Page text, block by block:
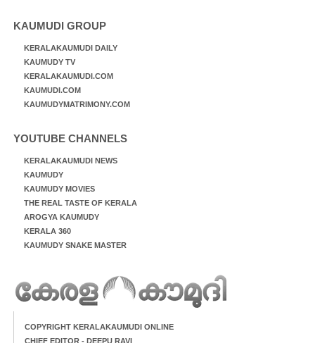
KAUMUDI GROUP
KERALAKAUMUDI DAILY
KAUMUDY TV
KERALAKAUMUDI.COM
KAUMUDI.COM
KAUMUDYMATRIMONY.COM
YOUTUBE CHANNELS
KERALAKAUMUDI NEWS
KAUMUDY
KAUMUDY MOVIES
THE REAL TASTE OF KERALA
AROGYA KAUMUDY
KERALA 360
KAUMUDY SNAKE MASTER
COPYRIGHT KERALAKAUMUDI ONLINE
CHIEF EDITOR - DEEPU RAVI